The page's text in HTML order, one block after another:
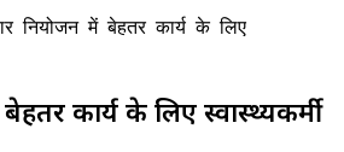
नियोजन में बेहतर कार्य के लिए
कार्य के लिए स्वास्थ्यकर्मी